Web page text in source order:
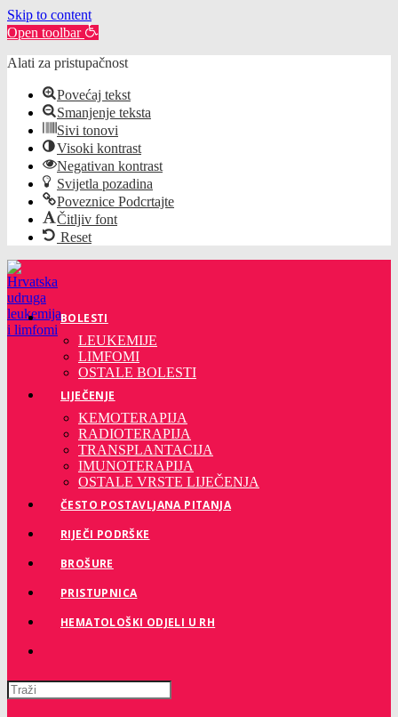
Skip to content
Open toolbar
Alati za pristupačnost
Povećaj tekst
Smanjenje teksta
Sivi tonovi
Visoki kontrast
Negativan kontrast
Svijetla pozadina
Poveznice Podcrtajte
Čitljiv font
Reset
Preskoči
na
sadržaj
BOLESTI
LEUKEMIJE
LIMFOMI
OSTALE BOLESTI
LIJEČENJE
KEMOTERAPIJA
RADIOTERAPIJA
TRANSPLANTACIJA
IMUNOTERAPIJA
OSTALE VRSTE LIJEČENJA
ČESTO POSTAVLJANA PITANJA
RIJEČI PODRŠKE
BROŠURE
PRISTUPNICA
HEMATOLOŠKI ODJELI U RH
Pretražite
ovu